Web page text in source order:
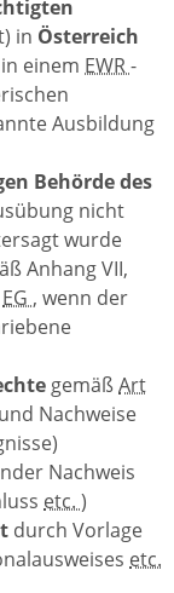
in Österreich
einem EWR-
Ausbildung
Behörde des
nicht
wurde
Anhang VII,
EG , wenn der
gemäßArt
und Nachweise
Nachweis
etc. )
durch Vorlage
etc.